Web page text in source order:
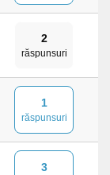
2
răspunsuri
1
răspunsuri
3